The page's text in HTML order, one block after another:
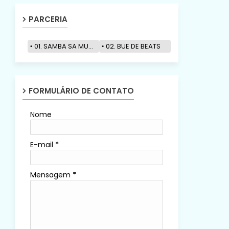
PARCERIA
01. SAMBA SA MUZIK 02. BUE DE BEATS
FORMULÁRIO DE CONTATO
Nome
E-mail *
Mensagem *